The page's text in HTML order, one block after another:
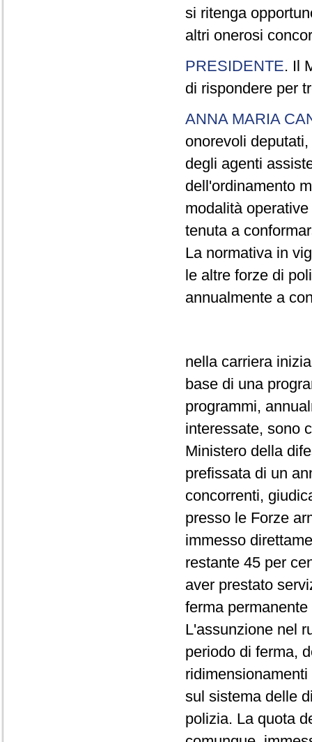
si ritenga
altri onerosi
PRESIDENTE. Il
di rispondere per
ANNA MARIA
onorevoli
degli agenti
dell'ordinamento
modalità
tenuta a
La normativa in
le altre forze di
annualmente a
nella carriera
base di una
programmi,
interessate, sono
Ministero della
prefissata di un
concorrenti,
presso le Forze
immesso
restante 45 per
aver prestato
ferma
L'assunzione nel
periodo di ferma,
sul sistema delle
polizia. La quota